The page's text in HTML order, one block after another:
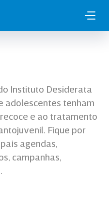
Instituto Desiderata
adolescentes tenham
e ao tratamento
Fique por
agendas,
campanhas,